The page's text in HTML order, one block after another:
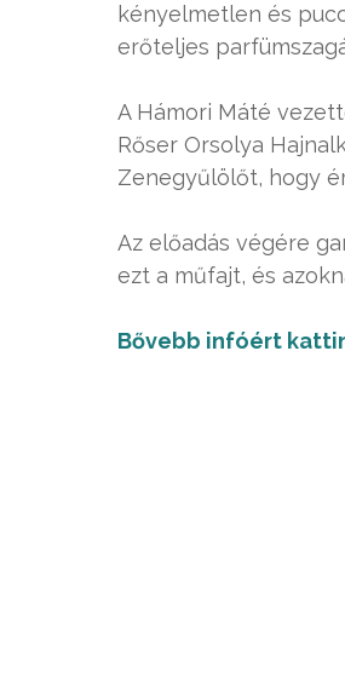
kényelmetlen és
erőteljes
A Hámori Máté
Rőser Orsolya
Zenegyűlölőt, hogy
Az előadás végére
ezt a műfajt, és
Bővebb infóért